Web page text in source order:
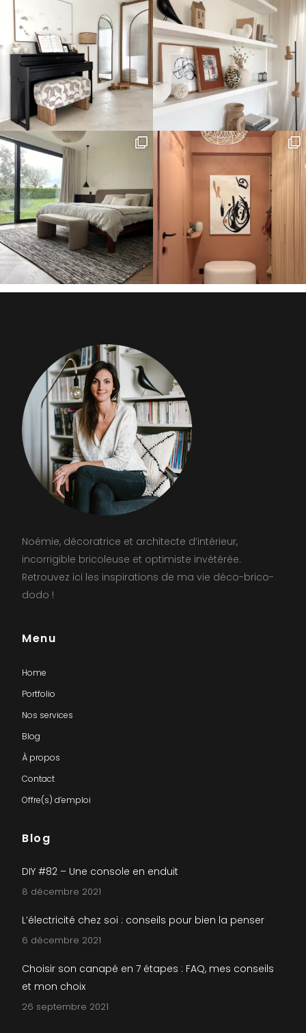
Noémie, décoratrice et architecte d’intérieur,
incorrigible bricoleuse et optimiste invétérée.
Retrouvez ici les inspirations de ma vie déco-brico-
dodo !
Menu
Home
Portfolio
Nos services
Blog
À propos
Contact
Offre(s) d’emploi
Blog
DIY #82 – Une console en enduit
8 décembre 2021
L’électricité chez soi : conseils pour bien la penser
6 décembre 2021
Choisir son canapé en 7 étapes : FAQ, mes conseils
et mon choix
26 septembre 2021